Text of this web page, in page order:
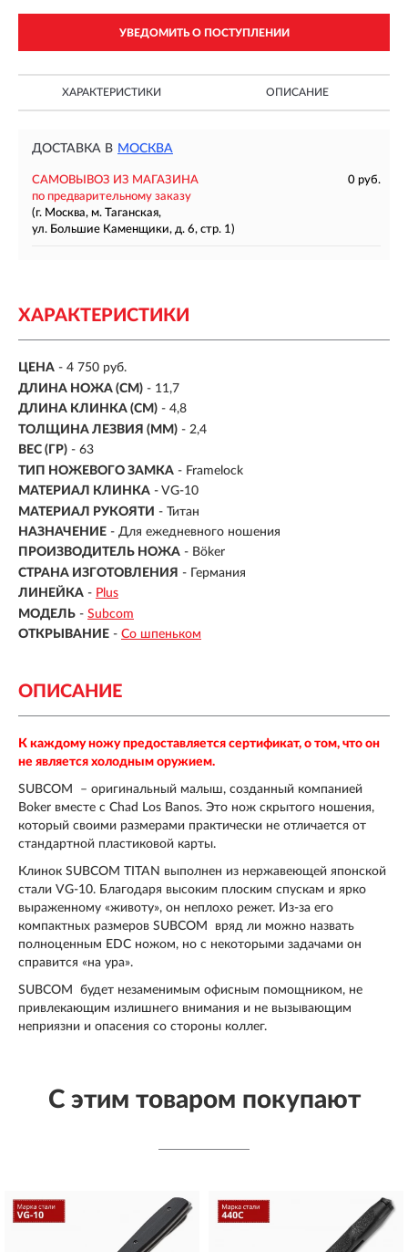
УВЕДОМИТЬ О ПОСТУПЛЕНИИ
ХАРАКТЕРИСТИКИ ОПИСАНИЕ
ДОСТАВКА В МОСКВА
САМОВЫВОЗ ИЗ МАГАЗИНА
0 руб.
по предварительному заказу
(г. Москва, м. Таганская,
ул. Большие Каменщики, д. 6, стр. 1)
ХАРАКТЕРИСТИКИ
ЦЕНА - 4 750 руб.
ДЛИНА НОЖА (СМ) - 11,7
ДЛИНА КЛИНКА (СМ) - 4,8
ТОЛЩИНА ЛЕЗВИЯ (ММ) - 2,4
ВЕС (ГР) - 63
ТИП НОЖЕВОГО ЗАМКА - Framelock
МАТЕРИАЛ КЛИНКА - VG-10
МАТЕРИАЛ РУКОЯТИ - Титан
НАЗНАЧЕНИЕ - Для ежедневного ношения
ПРОИЗВОДИТЕЛЬ НОЖА - Böker
СТРАНА ИЗГОТОВЛЕНИЯ - Германия
ЛИНЕЙКА - Plus
МОДЕЛЬ - Subcom
ОТКРЫВАНИЕ - Со шпеньком
ОПИСАНИЕ
К каждому ножу предоставляется сертификат, о том, что он
не является холодным оружием.
SUBCOM – оригинальный малыш, созданный компанией
Boker вместе с Chad Los Banos. Это нож скрытого ношения,
который своими размерами практически не отличается от
стандартной пластиковой карты.
Клинок SUBCOM TITAN выполнен из нержавеющей японской
стали VG-10. Благодаря высоким плоским спускам и ярко
выраженному «животу», он неплохо режет. Из-за его
компактных размеров SUBCOM вряд ли можно назвать
полноценным EDC ножом, но с некоторыми задачами он
справится «на ура».
SUBCOM будет незаменимым офисным помощником, не
привлекающим излишнего внимания и не вызывающим
неприязни и опасения со стороны коллег.
С этим товаром покупают